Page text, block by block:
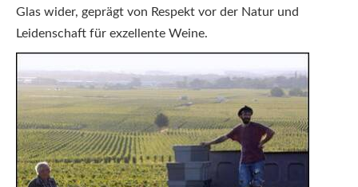
Glas wider, geprägt von Respekt vor der Natur und
Leidenschaft für exzellente Weine.